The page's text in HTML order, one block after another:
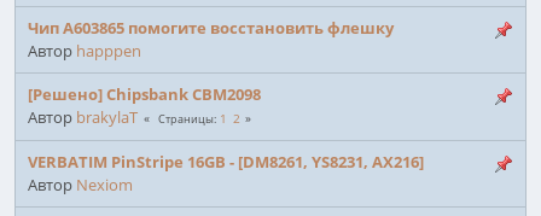
Чип A603865 помогите восстановить флешку
Автор happpen
[Решено] Chipsbank CBM2098
Автор brakylaT Страницы 1 2
VERBATIM PinStripe 16GB - [DM8261, YS8231, AX216]
Автор Nexiom